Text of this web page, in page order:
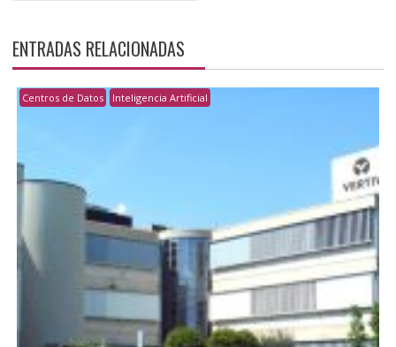
ENTRADAS RELACIONADAS
Centros de Datos Inteligencia Artificial